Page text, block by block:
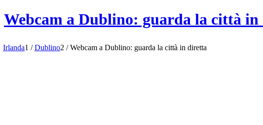
Webcam a Dublino: guarda la città
Irlanda1 / Dublino2 / Webcam a Dublino: guarda la città in diretta